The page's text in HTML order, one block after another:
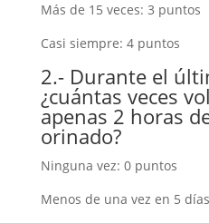
Más de 15 veces: 3 puntos
Casi siempre: 4 puntos
2.- Durante el
¿cuántas veces
apenas 2 horas
orinado?
Ninguna vez: 0 puntos
Menos de una vez en 5